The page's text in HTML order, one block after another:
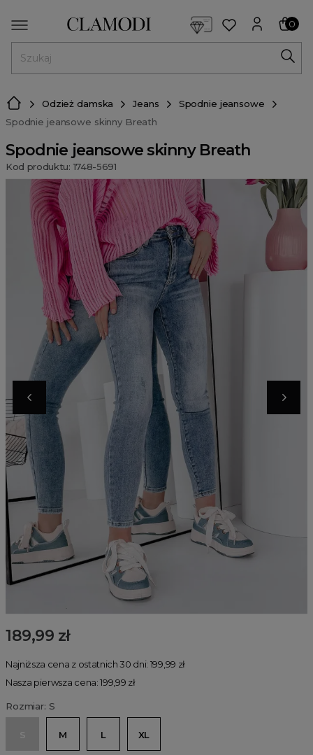
0
Odzież damska Jeans
Spodnie jeansowe
Spodnie jeansowe skinny Breath
Spodnie jeansowe skinny Breath
Kod produktu: 1748-5691
189,99 zł
Najniższa cena z ostatnich 30 dni: 199,99 zł
Nasza pierwsza cena: 199,99 zł
Rozmiar: S
S M L XL